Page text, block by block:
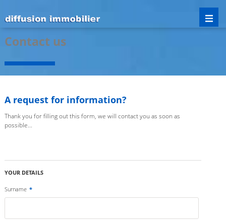
Contact us
A request for information?
Thank you for filling out this form, we will contact you as soon as
possible...
YOUR DETAILS
Surname *